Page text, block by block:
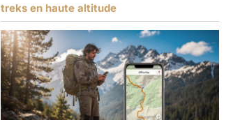
treks en haute altitude